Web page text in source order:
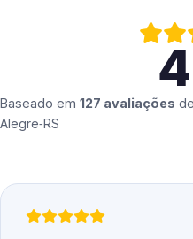
Baseado em 127 avaliações
Alegre‑RS